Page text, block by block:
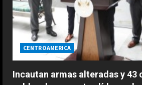
a
d
n
CENTROAMERICA
Incautan armas alteradas y 43